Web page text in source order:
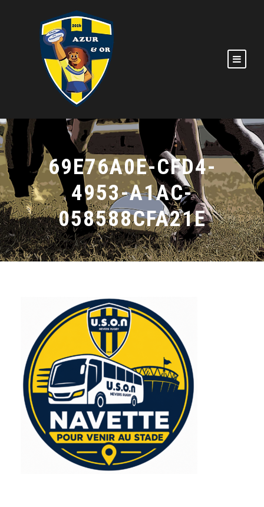
69E76A0E-CFD4-
4953-A1AC-
058588CFA21E